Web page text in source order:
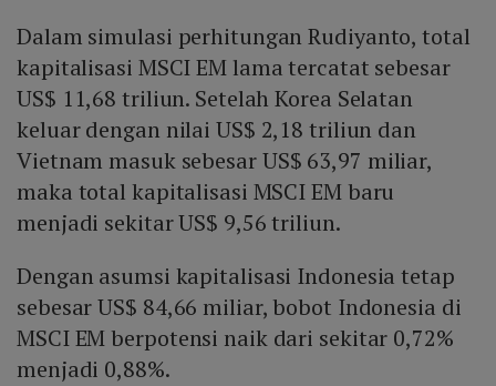
Dalam simulasi perhitungan Rudiyanto, total
kapitalisasi MSCI EM lama tercatat sebesar
US$ 11,68 triliun. Setelah Korea Selatan
keluar dengan nilai US$ 2,18 triliun dan
Vietnam masuk sebesar US$ 63,97 miliar,
maka total kapitalisasi MSCI EM baru
menjadi sekitar US$ 9,56 triliun.
Dengan asumsi kapitalisasi Indonesia tetap
sebesar US$ 84,66 miliar, bobot Indonesia di
MSCI EM berpotensi naik dari sekitar 0,72%
menjadi 0,88%.